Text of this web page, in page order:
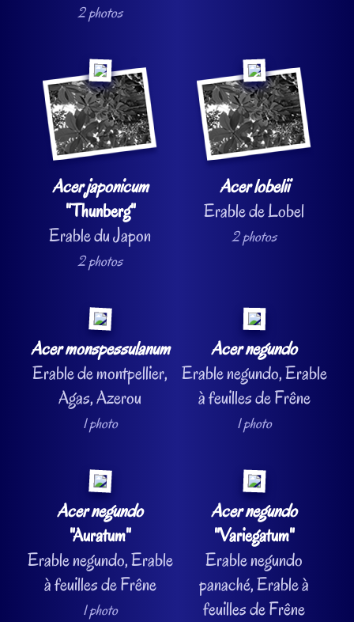
2 photos
Acer japonicum
"Thunberg"
Erable du Japon
2 photos
Acer lobelii
Erable de Lobel
2 photos
Acer monspessulanum
Erable de montpellier,
Agas, Azerou
1 photo
Acer negundo
Erable negundo, Erable
à feuilles de Frêne
1 photo
Acer negundo
"Auratum"
Erable negundo, Erable
à feuilles de Frêne
1 photo
Acer negundo
"Variegatum"
Erable negundo
panaché, Erable à
feuilles de Frêne